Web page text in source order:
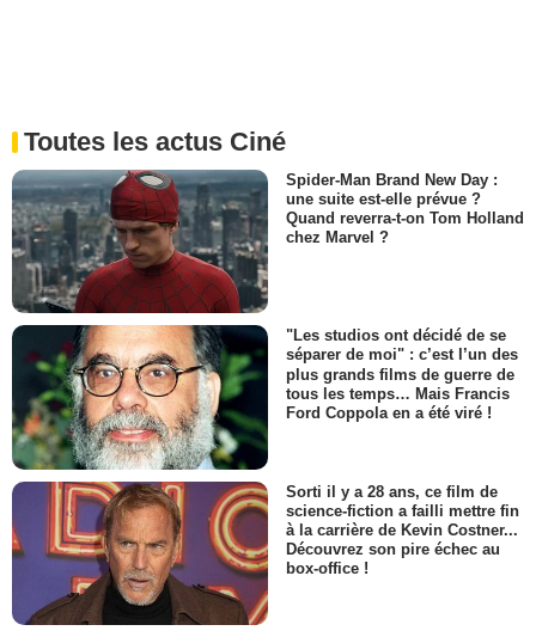
Toutes les actus Ciné
Spider-Man Brand New Day :
une suite est-elle prévue ?
Quand reverra-t-on Tom Holland
chez Marvel ?
"Les studios ont décidé de se
séparer de moi" : c’est l’un des
plus grands films de guerre de
tous les temps… Mais Francis
Ford Coppola en a été viré !
Sorti il y a 28 ans, ce film de
science-fiction a failli mettre fin
à la carrière de Kevin Costner...
Découvrez son pire échec au
box-office !